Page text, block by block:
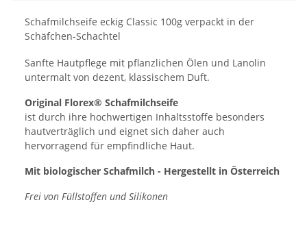
Schafmilchseife eckig Classic 100g verpackt in der
Schäfchen-Schachtel
Sanfte Hautpflege mit pflanzlichen Ölen und Lanolin
untermalt von dezent, klassischem Duft.
Original Florex® Schafmilchseife
ist durch ihre hochwertigen Inhaltsstoffe besonders
hautverträglich und eignet sich daher auch
hervorragend für empfindliche Haut.
Mit biologischer Schafmilch - Hergestellt in Österreich
Frei von Füllstoffen und Silikonen